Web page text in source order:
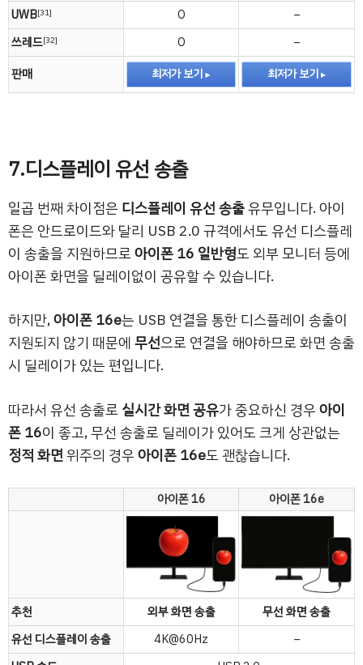
UWB[31] O
–
쓰레드[32] O
–
판매
최저가 보기 최저가 보기
7.디스플레이 유선 송출
일곱 번째 차이점은 디스플레이 유선 송출유무입니다. 아이
폰은 안드로이드와 달리 USB 2.0 규격에서도 유선 디스플레
이 송출을 지원하므로아이폰 16 일반형도 외부 모니터 등에
아이폰 화면을 딜레이없이 공유할 수 있습니다.
하지만,아이폰 16e는 USB 연결을 통한 디스플레이 송출이
지원되지 않기 때문에무선으로 연결을 해야하므로 화면 송출
시 딜레이가 있는 편입니다.
따라서 유선 송출로 실시간 화면 공유가 중요하신 경우아이
폰 16이 좋고, 무선 송출로 딜레이가 있어도 크게 상관없는
정적 화면위주의 경우아이폰 16e도 괜찮습니다.
아이폰 16 아이폰 16e
추천 외부 화면 송출
무선 화면 송출
유선 디스플레이 송출
4K@60Hz
–